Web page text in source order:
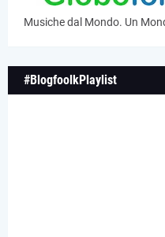
Musiche dal Mondo. Un
#BlogfoolkPlaylist